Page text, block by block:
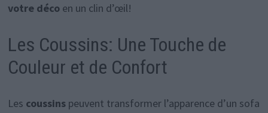
votre décoen un clin d’œil!
Les Coussins: Une Touche de
Couleur et de Confort
Les coussinspeuvent transformer l’apparence d’un sofa